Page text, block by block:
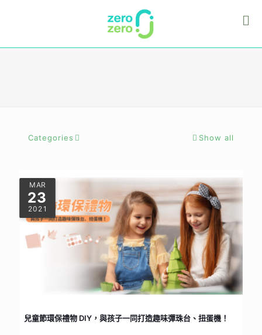
Categories Show all
MAR
23
2021
兒童節環保禮物 DIY，與孩子一同打造趣味彈珠台、扭蛋機！